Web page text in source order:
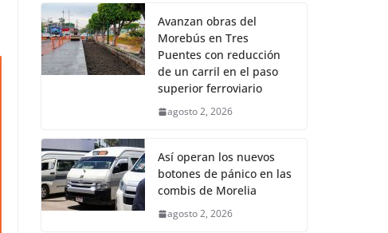
Avanzan obras del
Morebús en Tres
Puentes con reducción
de un carril en el paso
superior ferroviario
agosto 2, 2026
Así operan los nuevos
botones de pánico en las
combis de Morelia
agosto 2, 2026